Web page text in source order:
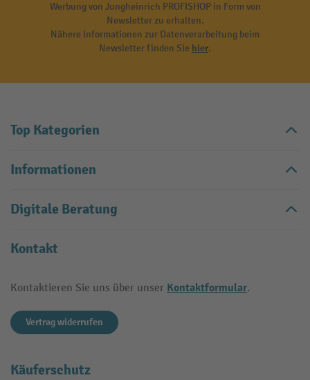
Werbung von Jungheinrich PROFISHOP in Form von
Newsletter zu erhalten.
Nähere Informationen zur Datenverarbeitung beim
Newsletter finden Sie hier.
Top Kategorien
Informationen
Digitale Beratung
Kontakt
Kontaktieren Sie uns über unser Kontaktformular.
Vertrag widerrufen
Käuferschutz